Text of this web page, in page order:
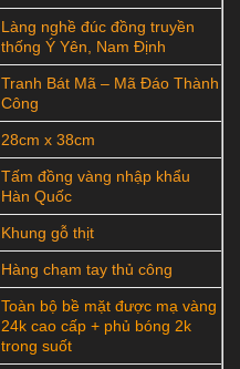
Làng nghề đúc đồng truyền
thống Ý Yên, Nam Định
Tranh Bát Mã – Mã Đáo Thành
Công
28cm x 38cm
Tấm đồng vàng nhập khẩu
Hàn Quốc
Khung gỗ thịt
Hàng chạm tay thủ công
Toàn bộ bề mặt được mạ vàng
24k cao cấp + phủ bóng 2k
trong suốt